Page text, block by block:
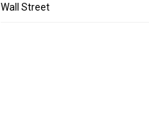
Wall Street